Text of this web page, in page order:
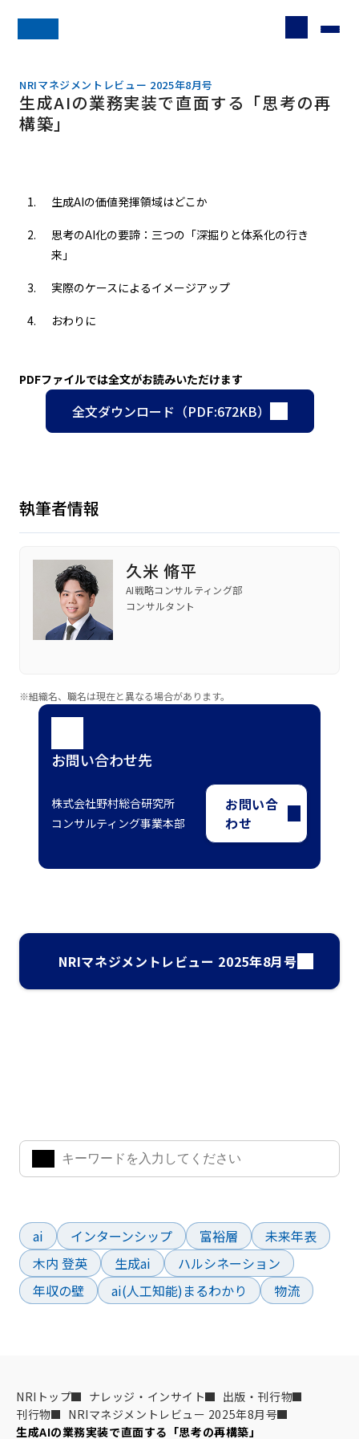
NRIマネジメントレビュー 2025年8月号
生成AIの業務実装で直面する「思考の再
構築」
生成AIの価値発揮領域はどこか
思考のAI化の要諦：三つの「深掘りと体系化の行き
来」
実際のケースによるイメージアップ
おわりに
PDFファイルでは全文がお読みいただけます
全文ダウンロード（PDF:672KB）
執筆者情報
久米 脩平
AI戦略コンサルティング部
コンサルタント
※組織名、職名は現在と異なる場合があります。
お問い合わせ先
株式会社野村総合研究所
コンサルティング事業本部
お問い合
わせ
NRIマネジメントレビュー 2025年8月号
ai
インターンシップ 富裕層
未来年表
木内 登英
生成ai
ハルシネーション
年収の壁
ai(人工知能)まるわかり 物流
NRIトップ ナレッジ・インサイト
出版・刊行物
刊行物
NRIマネジメントレビュー 2025年8月号
生成AIの業務実装で直面する「思考の再構築」